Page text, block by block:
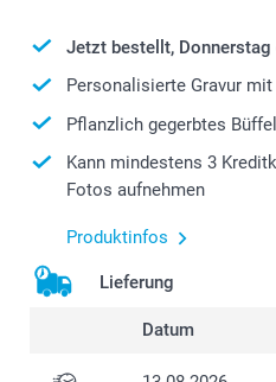
Jetzt bestellt,
Personalisierte Gravur mit
Pflanzlich gegerbtes
Kann mindestens 3
Fotos aufnehmen
Produktinfos
Lieferung
Datum